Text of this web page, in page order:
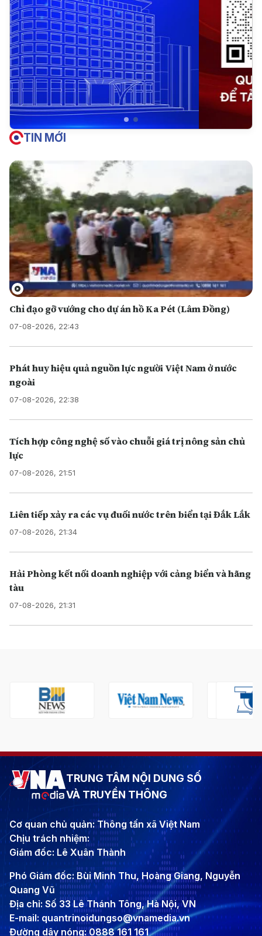
TIN MỚI
Chỉ đạo gỡ vướng cho dự án hồ Ka Pét (Lâm Đồng)
07-08-2026, 22:43
Phát huy hiệu quả nguồn lực người Việt Nam ở nước
ngoài
07-08-2026, 22:38
Tích hợp công nghệ số vào chuỗi giá trị nông sản chủ
lực
07-08-2026, 21:51
Liên tiếp xảy ra các vụ đuối nước trên biển tại Đắk Lắk
07-08-2026, 21:34
Hải Phòng kết nối doanh nghiệp với cảng biển và hãng
tàu
07-08-2026, 21:31
TRUNG TÂM NỘI DUNG SỐ
VÀ TRUYỀN THÔNG
Cơ quan chủ quản: Thông tấn xã Việt Nam
Chịu trách nhiệm:
Giám đốc: Lê Xuân Thành
Phó Giám đốc: Bùi Minh Thu, Hoàng Giang, Nguyễn
Quang Vũ
Địa chỉ: Số 33 Lê Thánh Tông, Hà Nội, VN
E-mail: quantrinoidungso@vnamedia.vn
Đường dây nóng: 0888 161 161